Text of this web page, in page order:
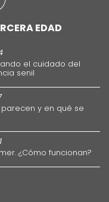
EDAD
el cuidado del
senil
parecen y en qué se
¿Cómo funcionan?